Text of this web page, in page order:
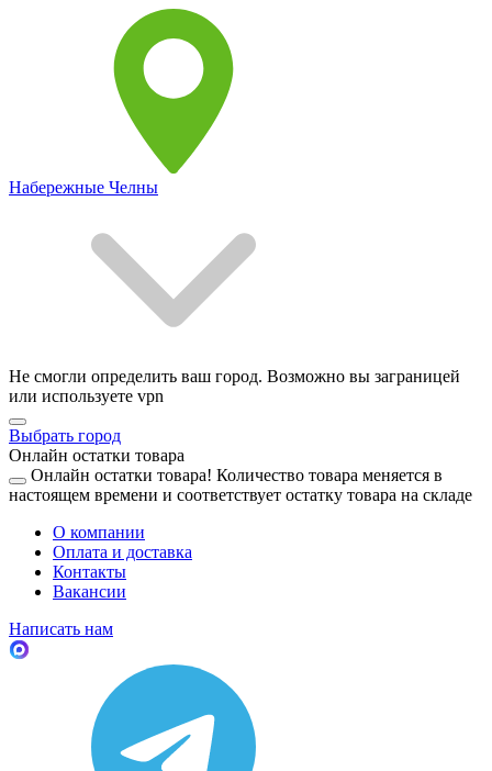
Набережные Челны
Не смогли определить ваш город. Возможно вы заграницей
или используете vpn
Выбрать город
Онлайн остатки товара
Онлайн остатки товара! Количество товара меняется в
настоящем времени и соответствует остатку товара на складе
О компании
Оплата и доставка
Контакты
Вакансии
Написать нам